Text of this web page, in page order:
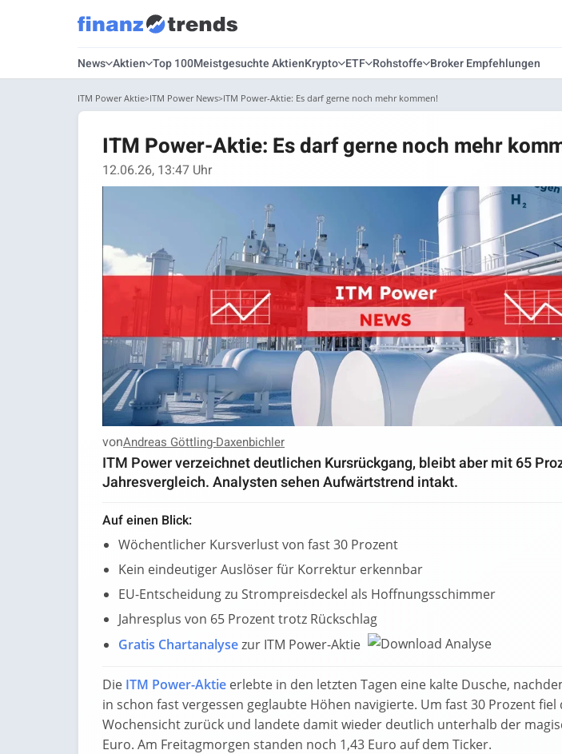
News Aktien Top 100Meistgesuchte AktienKrypto ETF Rohstoffe Broker Empfehlungen
ITM Power Aktie ITM Power News ITM Power-Aktie: Es darf gerne noch mehr kommen!
ITM Power-Aktie: Es darf gerne noch mehr
12.06.26, 13:47 Uhr
vonAndreas Göttling-Daxenbichler
ITM Power verzeichnet deutlichen Kursrückgang, bleibt aber mit 65
Jahresvergleich. Analysten sehen Aufwärtstrend intakt.
Auf einen Blick:
Wöchentlicher Kursverlust von fast 30 Prozent
Kein eindeutiger Auslöser für Korrektur erkennbar
EU-Entscheidung zu Strompreisdeckel als Hoffnungsschimmer
Jahresplus von 65 Prozent trotz Rückschlag
Gratis Chartanalysezur ITM Power-Aktie
Die ITM Power-Aktie erlebte in den letzten Tagen eine kalte Dusche,
in schon fast vergessen geglaubte Höhen navigierte. Um fast 30 Prozent fiel
Wochensicht zurück und landete damit wieder deutlich unterhalb der
Euro. Am Freitagmorgen standen noch 1,43 Euro auf dem Ticker.